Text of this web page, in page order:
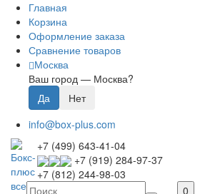
Главная
Корзина
Оформление заказа
Сравнение товаров
Москва
Ваш город — Москва?
info@box-plus.com
+7 (499) 643-41-04
+7 (919) 284-97-37
+7 (812) 244-98-03
0